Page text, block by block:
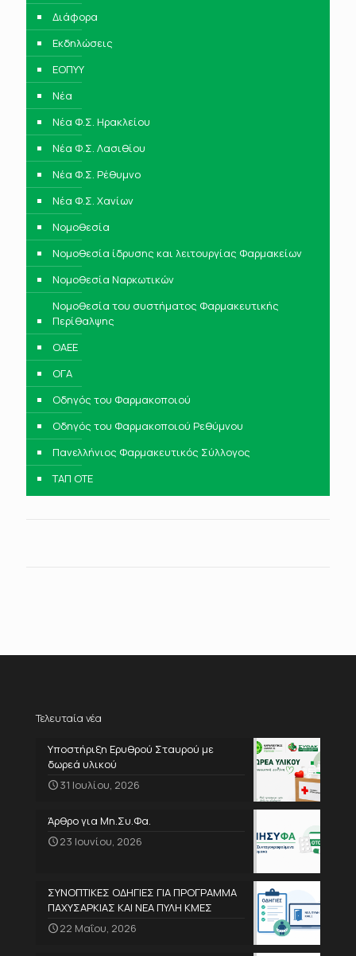
Διάφορα
Εκδηλώσεις
ΕΟΠΥΥ
Νέα
Νέα Φ.Σ. Ηρακλείου
Νέα Φ.Σ. Λασιθίου
Νέα Φ.Σ. Ρέθυμνο
Νέα Φ.Σ. Χανίων
Νομοθεσία
Νομοθεσία ίδρυσης και λειτουργίας Φαρμακείων
Νομοθεσία Ναρκωτικών
Νομοθεσία του συστήματος Φαρμακευτικής
Περίθαλψης
ΟΑΕΕ
ΟΓΑ
Οδηγός του Φαρμακοποιού
Οδηγός του Φαρμακοποιού Ρεθύμνου
Πανελλήνιος Φαρμακευτικός Σύλλογος
ΤΑΠ ΟΤΕ
Τελευταία νέα
Υποστήριξη Ερυθρού Σταυρού με
δωρεά υλικού
31 Ιουλίου, 2026
Άρθρο για Μη.Συ.Φα.
23 Ιουνίου, 2026
ΣΥΝΟΠΤΙΚΕΣ ΟΔΗΓΙΕΣ ΓΙΑ ΠΡΟΓΡΑΜΜΑ
ΠΑΧΥΣΑΡΚΙΑΣ ΚΑΙ ΝΕΑ ΠΥΛΗ ΚΜΕΣ
22 Μαΐου, 2026